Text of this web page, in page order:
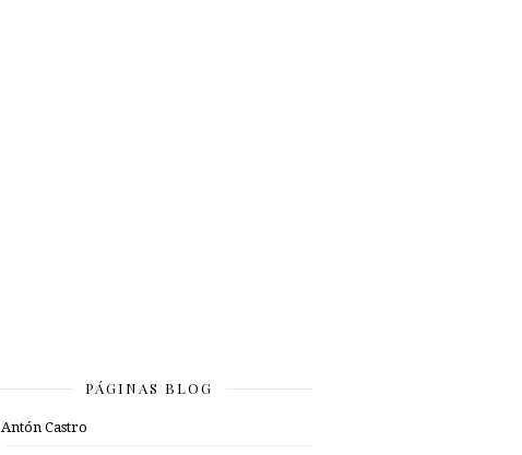
PÁGINAS BLOG
Antón Castro